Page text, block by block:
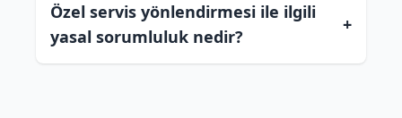
Özel servis yönlendirmesi ile ilgili
yasal sorumluluk nedir?
+